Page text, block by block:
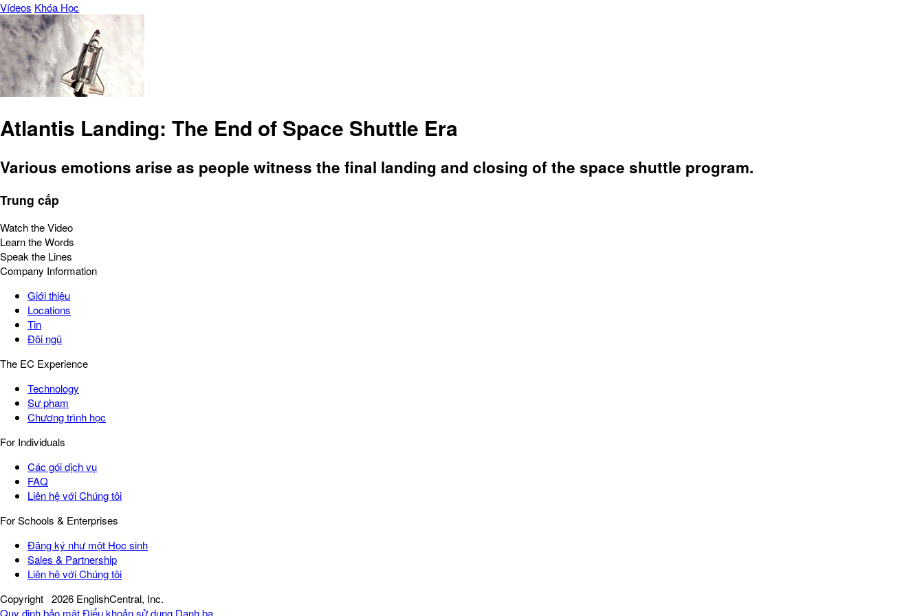
Vídeos Khóa Học
Atlantis Landing: The End of Space Shuttle Era
Various emotions arise as people witness the final landing and closing of the space shuttle program.
Trung cấp
Watch the Video
Learn the Words
Speak the Lines
Company Information
Giới thiệu
Locations
Tin
Đội ngũ
The EC Experience
Technology
Sư phạm
Chương trình học
For Individuals
Các gói dịch vụ
FAQ
Liên hệ với Chúng tôi
For Schools & Enterprises
Đăng ký như một Học sinh
Sales & Partnership
Liên hệ với Chúng tôi
Copyright 2026 EnglishCentral, Inc.